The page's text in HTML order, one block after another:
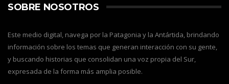
SOBRE NOSOTROS
Este medio digital, navega por la Patagonia y la Antártida, brindando
información sobre los temas que generan interacción con su gente,
y buscando historias que consolidan una voz propia del Sur,
expresada de la forma más amplia posible.